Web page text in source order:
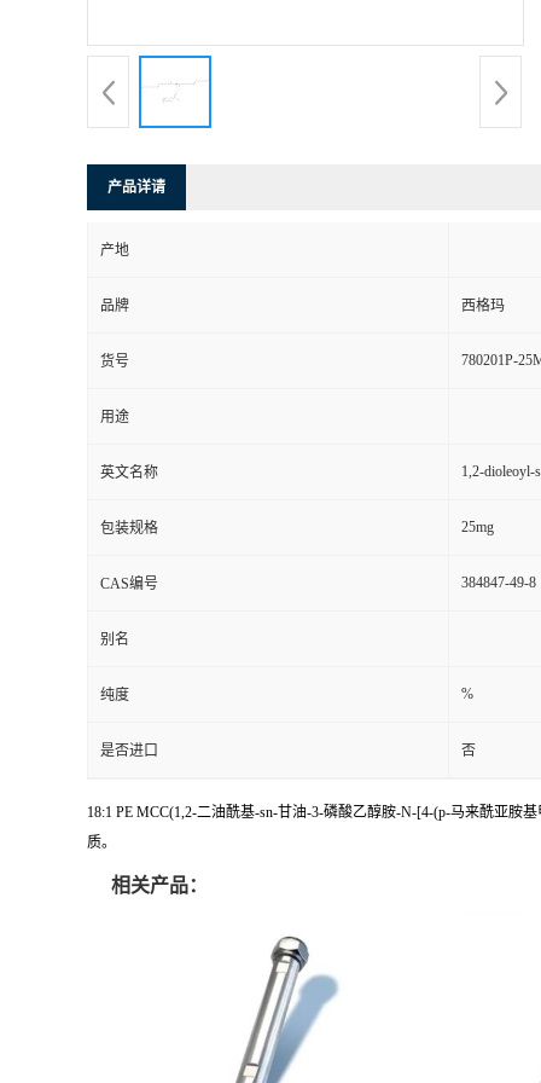
产品详请
产地
品牌 西格玛
货号 780201P-
用途
英文名称 1,2-dioleoyl-
包装规格 25mg
CAS编号 384847-49-8
别名
纯度 %
是否进口 否
18:1 PE MCC(1,2-二油酰基-sn-甘油-3-磷酸乙醇胺-N-[4-(p-马来酰亚
质。
相关产品：